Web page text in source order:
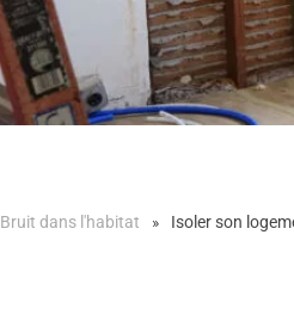
Bruit dans l'habitat Isoler son